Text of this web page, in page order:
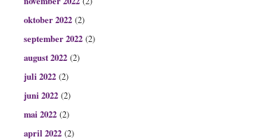
oktober 2022 (2)
september 2022 (2)
august 2022 (2)
juli 2022 (2)
juni 2022 (2)
mai 2022 (2)
april 2022 (2)